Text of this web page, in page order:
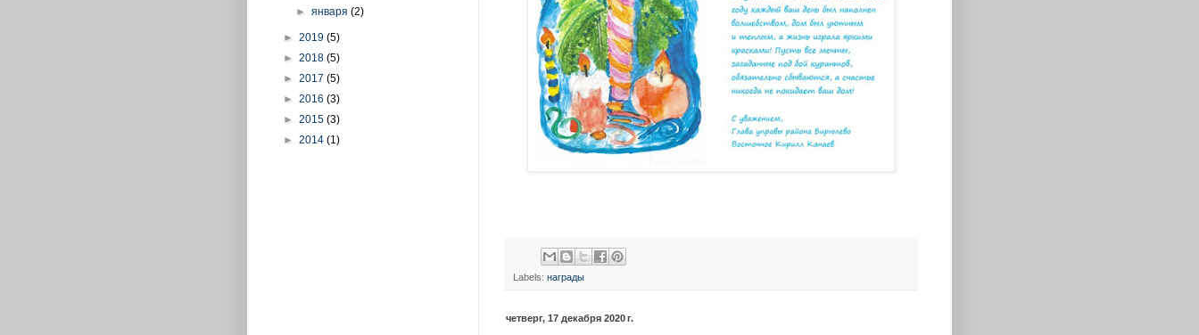
Labels: награды
четверг, 17 декабря 2020 г.
►января(2)
► 2019 (5)
► 2018 (5)
► 2017 (5)
► 2016 (3)
► 2015 (3)
► 2014 (1)